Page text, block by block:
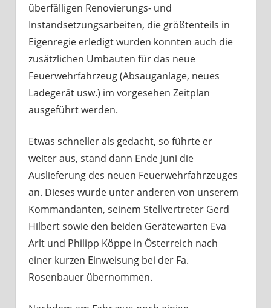
überfälligen Renovierungs- und
Instandsetzungsarbeiten, die größtenteils in
Eigenregie erledigt wurden konnten auch die
zusätzlichen Umbauten für das neue
Feuerwehrfahrzeug (Absauganlage, neues
Ladegerät usw.) im vorgesehen Zeitplan
ausgeführt werden.
Etwas schneller als gedacht, so führte er
weiter aus, stand dann Ende Juni die
Auslieferung des neuen Feuerwehrfahrzeuges
an. Dieses wurde unter anderen von unserem
Kommandanten, seinem Stellvertreter Gerd
Hilbert sowie den beiden Gerätewarten Eva
Arlt und Philipp Köppe in Österreich nach
einer kurzen Einweisung bei der Fa.
Rosenbauer übernommen.